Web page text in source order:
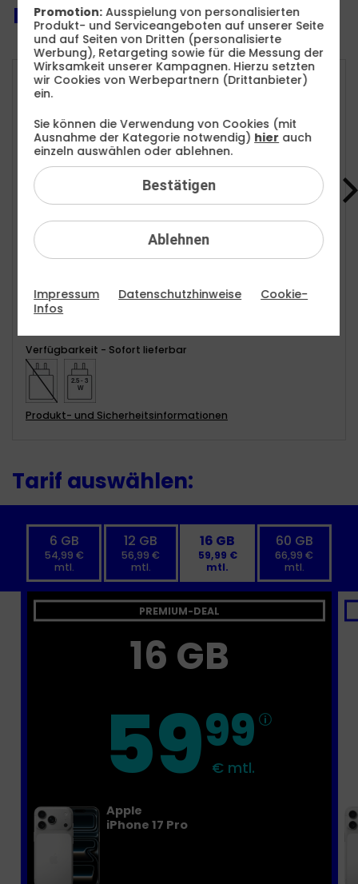
Passendes Zubehör:
Apple AirPods 4
Farbe -Weiß
Verfügbarkeit - Sofort lieferbar
2.5 - 3
W
Produkt- und Sicherheitsinformationen
Tarif auswählen:
6 GB
54,99 €
mtl.
12 GB
56,99 €
mtl.
16 GB
59,99 €
mtl.
60 GB
66,99 €
mtl.
PREMIUM-DEAL
16 GB
5999
€ mtl.
Apple
iPhone 17 Pro
Promotion: Ausspielung von personalisierten
Produkt- und Serviceangeboten auf unserer Seite
und auf Seiten von Dritten (personalisierte
Werbung), Retargeting sowie für die Messung der
Wirksamkeit unserer Kampagnen. Hierzu setzten
wir Cookies von Werbepartnern (Drittanbieter)
ein.
Ablehnen
Sie können die Verwendung von Cookies (mit
Ausnahme der Kategorie notwendig) hier auch
einzeln auswählen oder ablehnen.
Bestätigen
Impressum Datenschutzhinweise
Cookie-
Infos